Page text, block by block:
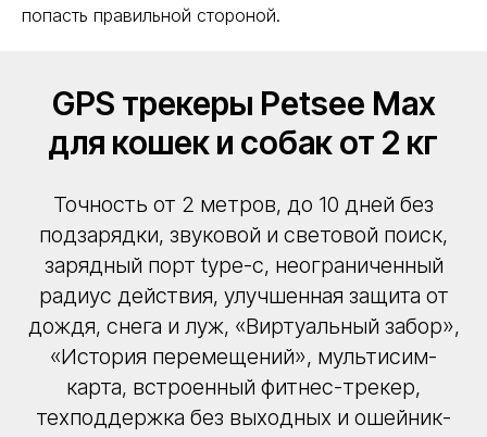
попасть правильной стороной.
GPS трекеры Petsee Max
для кошек и собак от 2 кг
Точность от 2 метров, до 10 дней без
подзарядки, звуковой и световой поиск,
зарядный порт type-c, неограниченный
радиус действия, улучшенная защита от
дождя, снега и луж, «Виртуальный забор»,
«История перемещений», мультисим-
карта, встроенный фитнес-трекер,
техподдержка без выходных и ошейник-